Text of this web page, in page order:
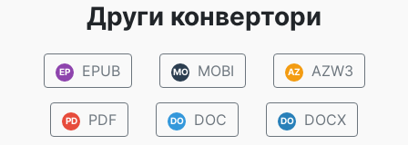
Други конвертори
EP EPUB MO MOBI AZ AZW3
PD PDF DO DOC DO DOCX